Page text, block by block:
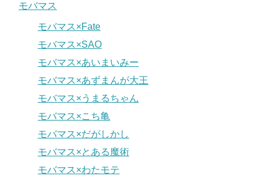
モバマス
モバマス×Fate
モバマス×SAO
モバマス×あいまいみー
モバマス×あずまんが大王
モバマス×うまるちゃん
モバマス×こち亀
モバマス×だがしかし
モバマス×とある魔術
モバマス×わたモテ